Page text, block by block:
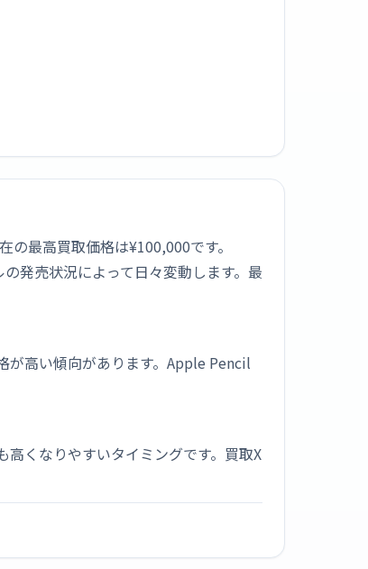
最高買取価格は¥100,000です。
発売状況によって日々変動します。最
が高い傾向があります。Apple Pencil
くなりやすいタイミングです。買取X